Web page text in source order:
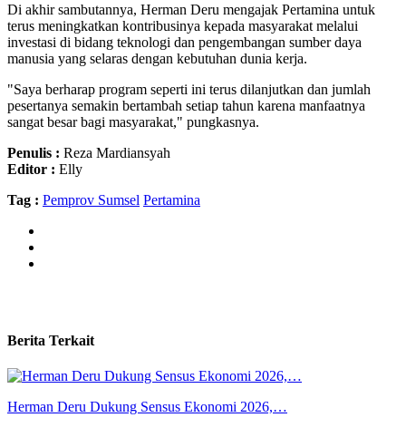
Di akhir sambutannya, Herman Deru mengajak Pertamina untuk
terus meningkatkan kontribusinya kepada masyarakat melalui
investasi di bidang teknologi dan pengembangan sumber daya
manusia yang selaras dengan kebutuhan dunia kerja.
"Saya berharap program seperti ini terus dilanjutkan dan jumlah
pesertanya semakin bertambah setiap tahun karena manfaatnya
sangat besar bagi masyarakat," pungkasnya.
Penulis : Reza Mardiansyah
Editor : Elly
Tag : Pemprov Sumsel Pertamina
Berita Terkait
Herman Deru Dukung Sensus Ekonomi 2026,…